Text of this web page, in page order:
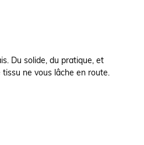
Du solide, du pratique, et
ne vous lâche en route.